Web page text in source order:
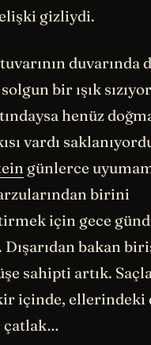
gizliydi.
duvarında
bir ışık
henüz
vardı
günlerce
birini
için gece
Dışarıdan bakan
sahipti artık.
içinde, ellerindeki
çatlak…